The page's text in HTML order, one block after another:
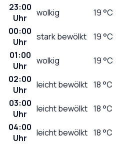
23:00
Uhr
wolkig 19°C
00:00
Uhr
stark bewölkt 19°C
01:00
Uhr
wolkig 19°C
02:00
Uhr
leicht bewölkt 18°C
03:00
Uhr
leicht bewölkt 18°C
04:00
Uhr
leicht bewölkt 18°C